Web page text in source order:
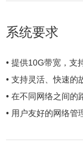
系统要求
• 提供10G带宽，支
• 支持灵活、快速的
• 在不同网络之间的
• 用户友好的网络管